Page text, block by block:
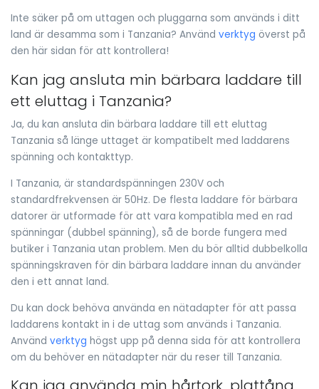
Inte säker på om uttagen och pluggarna som används i ditt
land är desamma som i Tanzania? Använd verktyg överst på
den här sidan för att kontrollera!
Kan jag ansluta min bärbara laddare till
ett eluttag i Tanzania?
Ja, du kan ansluta din bärbara laddare till ett eluttag
Tanzania så länge uttaget är kompatibelt med laddarens
spänning och kontakttyp.
I Tanzania, är standardspänningen 230V och
standardfrekvensen är 50Hz. De flesta laddare för bärbara
datorer är utformade för att vara kompatibla med en rad
spänningar (dubbel spänning), så de borde fungera med
butiker i Tanzania utan problem. Men du bör alltid dubbelkolla
spänningskraven för din bärbara laddare innan du använder
den i ett annat land.
Du kan dock behöva använda en nätadapter för att passa
laddarens kontakt in i de uttag som används i Tanzania.
Använd verktyg högst upp på denna sida för att kontrollera
om du behöver en nätadapter när du reser till Tanzania.